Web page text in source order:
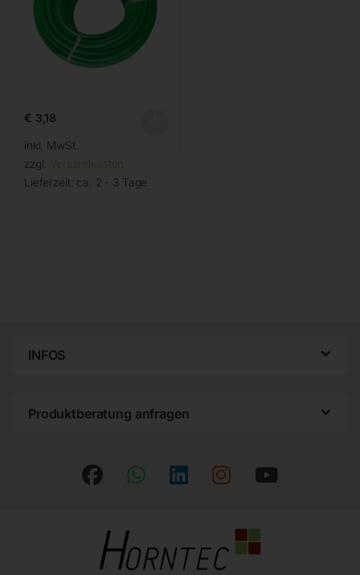
€ 3,18
inkl. MwSt.
zzgl. Versandkosten
Lieferzeit: ca. 2 - 3 Tage
INFOS
Produktberatung anfragen